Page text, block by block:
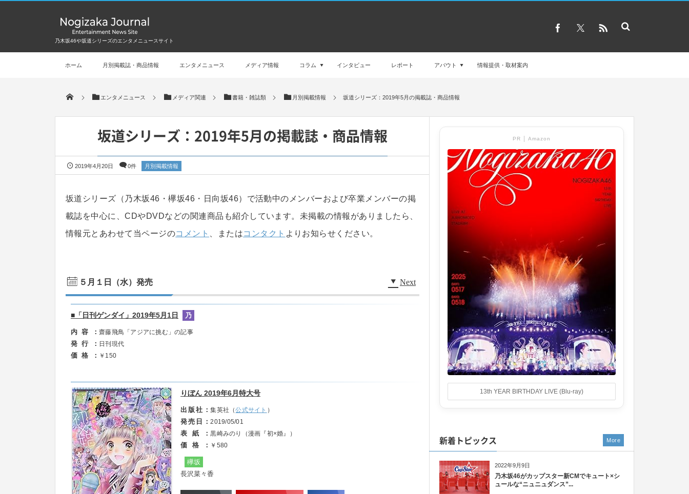
乃木坂46や坂道シリーズのエンタメニュースサイト
ホーム 月別掲載誌・商品情報 エンタメニュース メディア情報 コラム インタビュー レポート アバウト 情報提供・取材案内
エンタメニュース メディア関連 書籍・雑誌類 月別掲載情報 坂道シリーズ：2019年5月の掲載誌・商品情報
坂道シリーズ：2019年5月の掲載誌・商品情報
2019年4月20日 0件 月別掲載情報
坂道シリーズ（乃木坂46・欅坂46・日向坂46）で活動中のメンバーおよび卒業メンバーの掲
載誌を中心に、CDやDVDなどの関連商品も紹介しています。未掲載の情報がありましたら、
情報元とあわせて当ページのコメント 、またはコンタクト よりお知らせください。
５月１日（水）発売 Next
■「日刊ゲンダイ」2019年5月1日 乃
内容 齋藤飛鳥「アジアに挑む」の記事
発行 日刊現代
価格 ￥150
りぼん 2019年6月特大号
出版社 集英社（公式サイト ）
発売日 2019/05/01
表紙 黒崎みのり（漫画『初×婚』）
価格 ￥580
欅坂
長沢菜々香
PR │ Amazon
13th YEAR BIRTHDAY LIVE (Blu-ray)
新着トピックス
2022年9月9日
乃木坂46がカップスター新CMでキュート×シ
ュールな“ニュニュダンス”...
More